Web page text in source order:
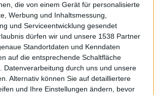
die von einem Gerät für personalisierte
Werbung und Inhaltsmessung,
und Serviceentwicklung gesendet
dürfen wir und unsere 1538 Partner
Standortdaten und Kenndaten
auf die entsprechende Schaltfläche
Datenverarbeitung durch uns und unsere
Alternativ können Sie auf detailliertere
und Ihre Einstellungen ändern, bevor
kann sich sehen lassen. Neben
der Band (von denen mir nach wie
am besten gefällt), gibt es noch
Rock Hard Festival 2011 und der
zu sehen, wobei sich
Gig noch nicht zu hundert Prozent